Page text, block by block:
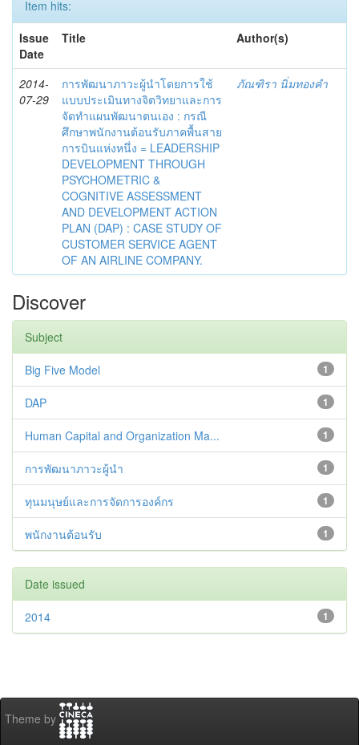
Item hits:
Issue
Date
Title Author(s)
2014-
07-29
การพัฒนาภาวะผู้นำโดยการใช้
แบบประเมินทางจิตวิทยาและการ
จัดทำแผนพัฒนาตนเอง : กรณี
ศึกษาพนักงานต้อนรับภาคพื้นสาย
การบินแห่งหนึ่ง = LEADERSHIP
DEVELOPMENT THROUGH
PSYCHOMETRIC &
COGNITIVE ASSESSMENT
AND DEVELOPMENT ACTION
PLAN (DAP) : CASE STUDY OF
CUSTOMER SERVICE AGENT
OF AN AIRLINE COMPANY.
ภัณฑิรา นิ่มทองคำ
Discover
Subject
1
Big Five Model
1
DAP
1
Human Capital and Organization Ma...
1
การพัฒนาภาวะผู้นำ
1
ทุนมนุษย์และการจัดการองค์กร
1
พนักงานต้อนรับ
Date issued
1
2014
Theme by